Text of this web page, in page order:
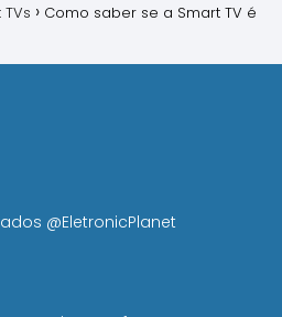
Como saber se a Smart TV é
@EletronicPlanet